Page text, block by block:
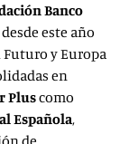
Banco
este año
Futuro y Europa
en
Pluscomo
Española,
de